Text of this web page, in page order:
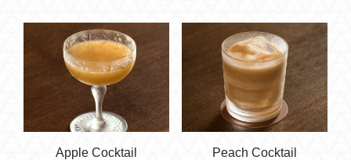
Apple Cocktail Peach Cocktail